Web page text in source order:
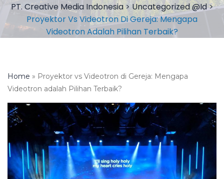
PT. Creative Media Indonesia>Uncategorized @id>
Proyektor Vs Videotron Di Gereja: Mengapa
Videotron Adalah Pilihan Terbaik?
Home » Proyektor vs Videotron di Gereja: Mengapa
Videotron adalah Pilihan Terbaik?